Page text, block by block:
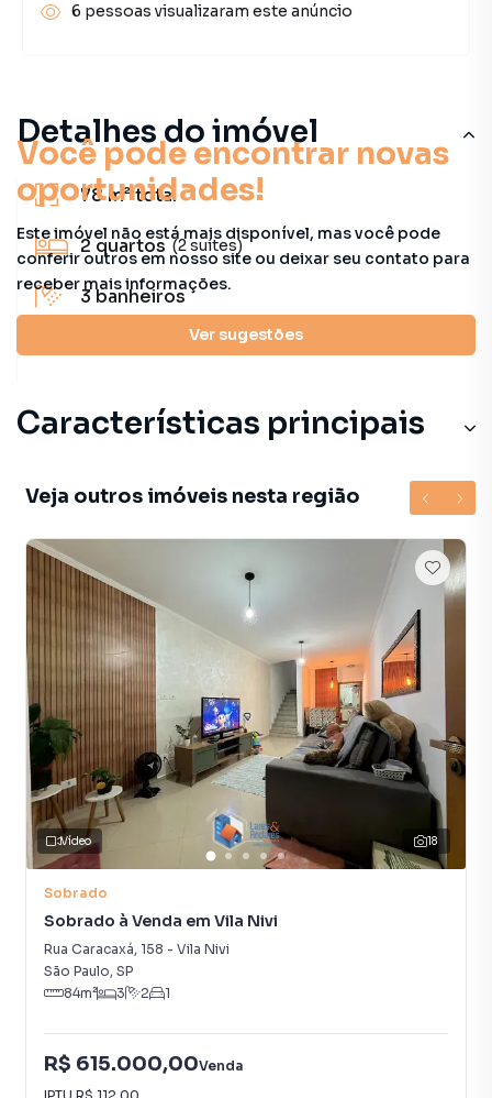
Você pode encontrar novas
oportunidades!
Este imóvel não está mais disponível, mas você pode
conferir outros em nosso site ou deixar seu contato para
receber mais informações.
Ver sugestões
Detalhes do imóvel
78 m²total
2quartos (2 suítes)
3banheiros
Características principais
Veja outros imóveis nesta região
18
Vídeo
Sobrado
Sobrado à Venda em Vila Nivi
Rua Caracaxá, 158 - Vila Nivi
São Paulo, SP
84m² 3 2 1
R$ 615.000,00Venda
IPTU R$ 112,00
6 pessoas visualizaram este anúncio